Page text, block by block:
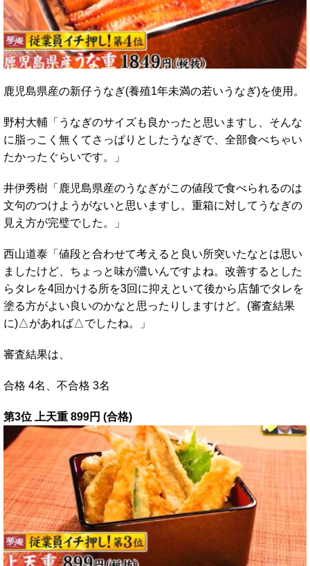
鹿児島県産の新仔うなぎ(養殖1年未満の若いうなぎ)を使用。
野村大輔「うなぎのサイズも良かったと思いますし、そんな
に脂っこく無くてさっぱりとしたうなぎで、全部食べちゃい
たかったぐらいです。」
井伊秀樹「鹿児島県産のうなぎがこの値段で食べられるのは
文句のつけようがないと思いますし。重箱に対してうなぎの
見え方が完璧でした。」
西山道泰「値段と合わせて考えると良い所突いたなとは思い
ましたけど、ちょっと味が濃いんですよね。改善するとした
らタレを4回かける所を3回に抑えといて後から店舗でタレを
塗る方がよい良いのかなと思ったりしますけど。(審査結果
に)△があれば△でしたね。」
審査結果は、
合格 4名、不合格 3名
第3位 上天重 899円 (合格)